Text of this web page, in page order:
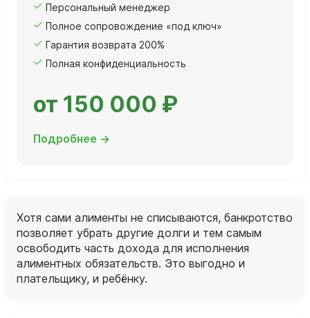
Персональный менеджер
Полное сопровождение «под ключ»
Гарантия возврата 200%
Полная конфиденциальность
от 150 000 ₽
Подробнее →
Хотя сами алименты не списываются, банкротство
позволяет убрать другие долги и тем самым
освободить часть дохода для исполнения
алиментных обязательств. Это выгодно и
плательщику, и ребёнку.